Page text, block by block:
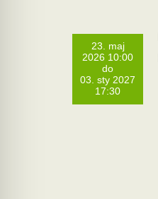
23. maj
2026 10:00
do
03. sty 2027
17:30